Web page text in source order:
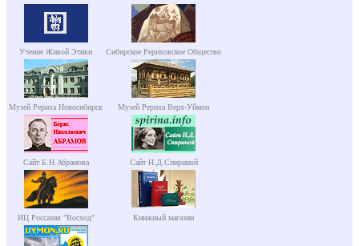
Учение Живой Этики Сибирское Рериховское Общество
Музей Рериха Новосибирск Музей Рериха Верх-Уймон
Сайт Б.Н.Абрамова Сайт Н.Д.Спириной
ИЦ Россазия "Восход" Книжный магазин